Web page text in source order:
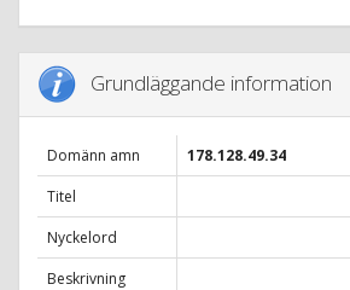
Grundläggande information
Domänn amn
178.128.49.34
Titel
Nyckelord
Beskrivning